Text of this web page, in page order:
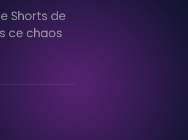
Shorts de
ce chaos